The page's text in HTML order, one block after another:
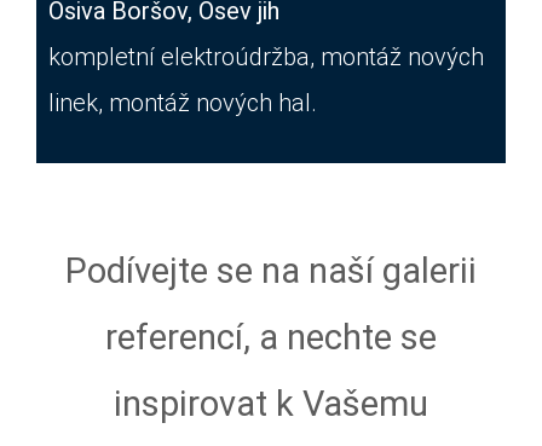
Osiva Boršov, Osev jih
kompletní elektroúdržba, montáž nových
linek, montáž nových hal.
Podívejte se na naší galerii
referencí, a nechte se
inspirovat k Vašemu